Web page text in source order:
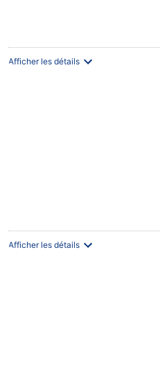
Afficher les détails
Afficher les détails